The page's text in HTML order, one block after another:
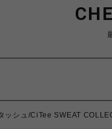
ッシュ/CiTee SWEAT